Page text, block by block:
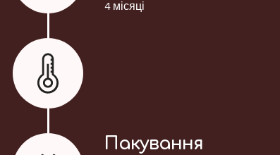
4 місяці
Пакування